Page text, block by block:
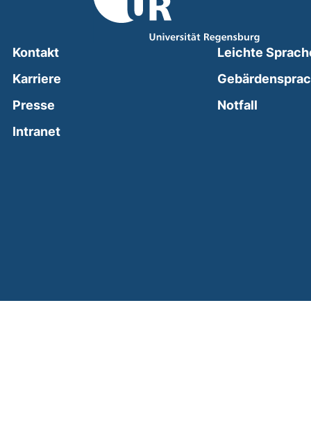
Kontakt
Karriere
Presse
Intranet(external link, opens in a new window)
Leichte
Notfall